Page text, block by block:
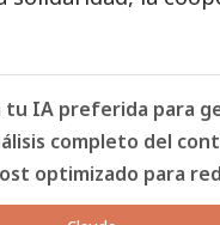
tu IA preferida para
completo del
optimizado para